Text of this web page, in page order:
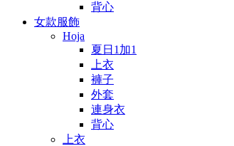
背心
女款服飾
Hoja
夏日1加1
上衣
褲子
外套
連身衣
背心
上衣